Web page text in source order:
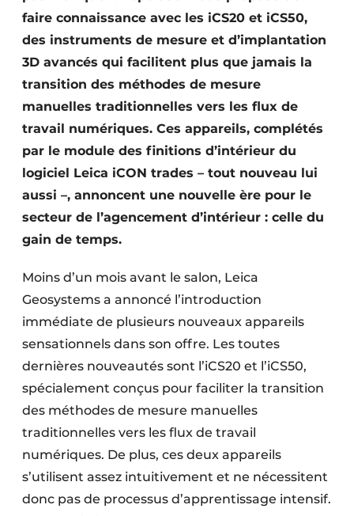
faire connaissance avec les iCS20 et iCS50,
des instruments de mesure et d’implantation
3D avancés qui facilitent plus que jamais la
transition des méthodes de mesure
manuelles traditionnelles vers les flux de
travail numériques. Ces appareils, complétés
par le module des finitions d’intérieur du
logiciel Leica iCON trades – tout nouveau lui
aussi –, annoncent une nouvelle ère pour le
secteur de l’agencement d’intérieur : celle du
gain de temps.
Moins d’un mois avant le salon, Leica
Geosystems a annoncé l’introduction
immédiate de plusieurs nouveaux appareils
sensationnels dans son offre. Les toutes
dernières nouveautés sont l’iCS20 et l’iCS50,
spécialement conçus pour faciliter la transition
des méthodes de mesure manuelles
traditionnelles vers les flux de travail
numériques. De plus, ces deux appareils
s’utilisent assez intuitivement et ne nécessitent
donc pas de processus d’apprentissage intensif.